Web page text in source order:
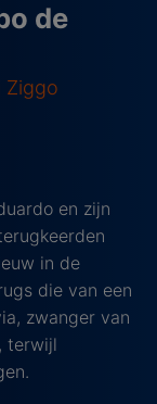
de
Ziggo
en zijn
in de
die van een
zwanger van
terwijl